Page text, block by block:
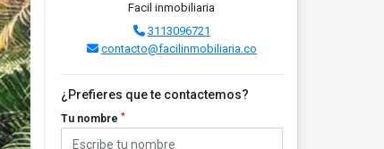
Facil inmobiliaria
3113096721
contacto@facilinmobiliaria.co
¿Prefieres que te contactemos?
Tu nombre *